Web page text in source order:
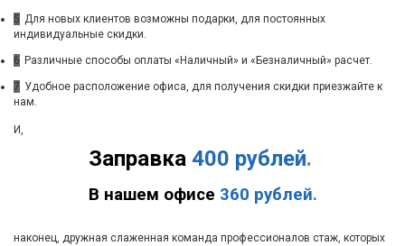
5 Для новых клиентов возможны подарки, для постоянных
индивидуальные скидки.
6 Различные способы оплаты «Наличный» и «Безналичный» расчет.
7 Удобное расположение офиса, для получения скидки приезжайте к
нам.
Заправка 400 рублей.
В нашем офисе 360 рублей.
И,
наконец, дружная слаженная команда профессионалов стаж, которых